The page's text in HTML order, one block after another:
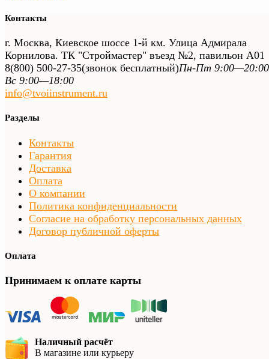
Контакты
г. Москва, Киевское шоссе 1-й км. Улица Адмирала
Корнилова. ТК "Строймастер" въезд №2, павильон А01
8(800) 500-27-35(звонок бесплатный)Пн-Пт
Вс 9:00—18:00
info@tvoiinstrument.ru
Разделы
Контакты
Гарантия
Доставка
Оплата
О компании
Политика конфиденциальности
Согласие на обработку персональных данных
Договор публичной оферты
Оплата
Принимаем к оплате карты
Наличный расчёт
В магазине или курьеру